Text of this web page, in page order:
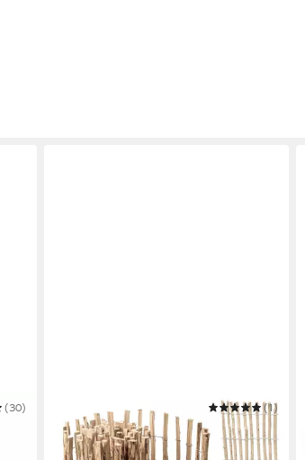
(30)
Staketenzaun Gartenzaun aus
Haselnuss als Steckzaun Rollzaun -
(1)